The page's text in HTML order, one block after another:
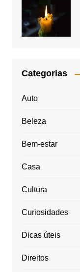
Categorias
Auto
Beleza
Bem-estar
Casa
Cultura
Curiosidades
Dicas úteis
Direitos